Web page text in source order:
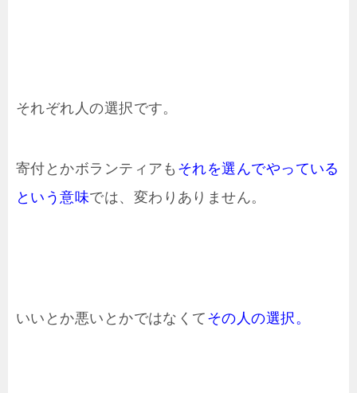
それぞれ人の選択です。
寄付とかボランティアも それを選んでやっている
という意味では、変わりありません。
いいとか悪いとかではなくて その人の選択。